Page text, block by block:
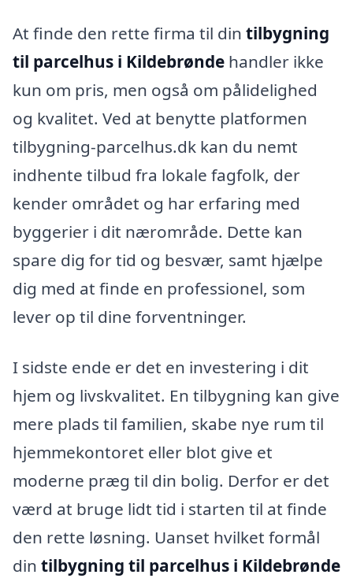
At finde den rette firma til din tilbygning
til parcelhus i Kildebrønde handler ikke
kun om pris, men også om pålidelighed
og kvalitet. Ved at benytte platformen
tilbygning-parcelhus.dk kan du nemt
indhente tilbud fra lokale fagfolk, der
kender området og har erfaring med
byggerier i dit nærområde. Dette kan
spare dig for tid og besvær, samt hjælpe
dig med at finde en professionel, som
lever op til dine forventninger.
I sidste ende er det en investering i dit
hjem og livskvalitet. En tilbygning kan give
mere plads til familien, skabe nye rum til
hjemmekontoret eller blot give et
moderne præg til din bolig. Derfor er det
værd at bruge lidt tid i starten til at finde
den rette løsning. Uanset hvilket formål
din tilbygning til parcelhus i Kildebrønde